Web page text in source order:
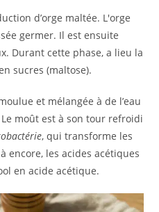
d’orge maltée. L'orge
germer. Il est ensuite
Durant cette phase, a lieu la
sucres (maltose).
et mélangée à de l’eau
moût est à son tour refroidi
, qui transforme les
encore, les acides acétiques
en acide acétique.